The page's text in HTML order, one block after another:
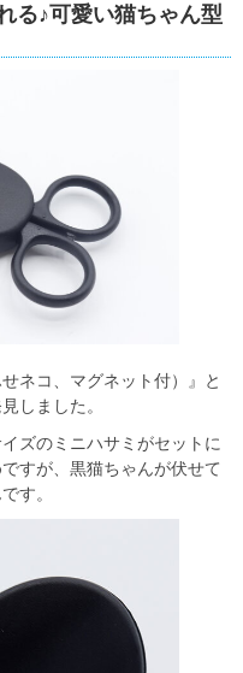
る♪可愛い猫ちゃん型
ネコ、マグネット付）』と
しました。
ズのミニハサミがセットに
すが、黒猫ちゃんが伏せて
す。